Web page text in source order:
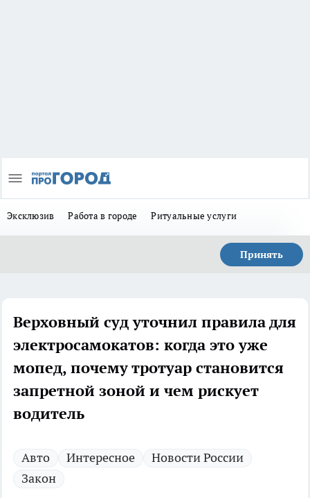
Эксклюзив Работа в городе Ритуальные услуги
Принять
Верховный суд уточнил правила для
электросамокатов: когда это уже
мопед, почему тротуар становится
запретной зоной и чем рискует
водитель
Авто Интересное
Новости России
Закон